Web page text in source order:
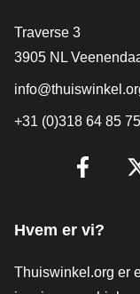
Traverse 3
3905 NL
+31 (0)318 64 85 75
Hvem er vi?
Thuiswinkel.org er